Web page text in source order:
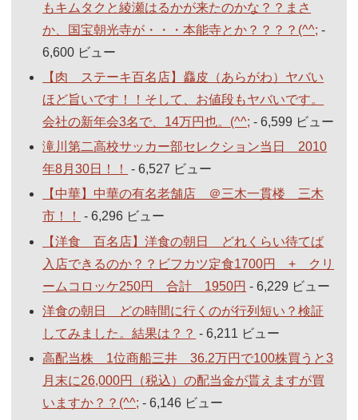
もキムタクと綾瀬はるかが来たのかな？？まさ
か、国宝朝光寺が・・・本能寺とか？？？？(^^; -
6,600 ビュー
【肉 ステーキ百名店】麤皮（あらがわ）ヤバい
ほど旨いです！！そして、お値段もヤバいです。
会社の新年会3名で、14万円也。(^^; - 6,599 ビュー
滝川第二高校サッカー部セレクション当日 2010
年8月30日！！
- 6,527 ビュー
【中華】中華の有名老舗店 ＠三木一貫楼 三木
市！！
- 6,296 ビュー
【洋食 百名店】洋食の朝日 どれくらい待てば
入店できるのか？？ビフカツ定食1700円 + クリ
ームコロッケ250円 合計 1950円 - 6,229 ビュー
洋食の朝日 どの時間に行くのが行列短い？検証
してみました。結果は？？ - 6,211 ビュー
高配当株 1位商船三井 36.2万円で100株買うと3
月末に26,000円（税込）の配当金が貰えますが買
いますか？？(^^; - 6,146 ビュー